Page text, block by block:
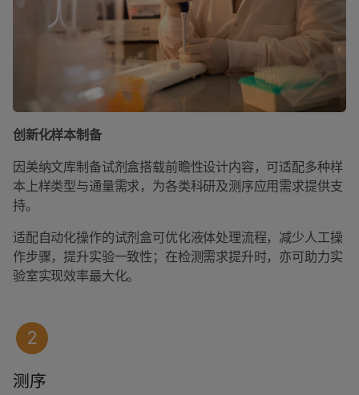
创新化样本制备
因美纳文库制备试剂盒搭载前瞻性设计内容，可适配多种样
本上样类型与通量需求，为各类科研及测序应用需求提供支
持。
适配自动化操作的试剂盒可优化液体处理流程，减少人工操
作步骤，提升实验一致性；在检测需求提升时，亦可助力实
验室实现效率最大化。
测序